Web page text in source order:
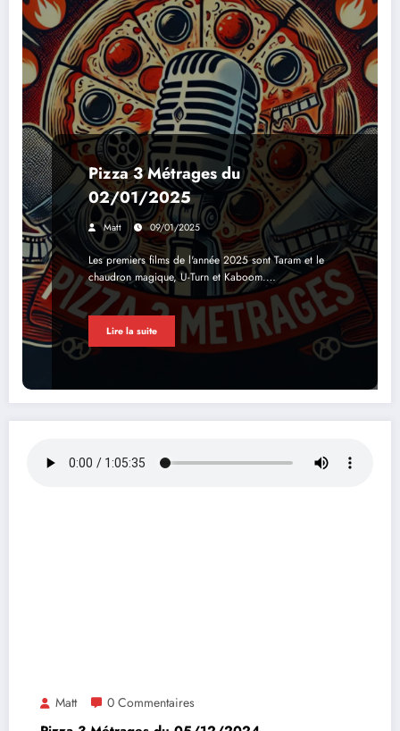
Pizza 3 Métrages du
02/01/2025
Matt 09/01/2025
Les premiers films de l'année 2025 sont Taram et le
chaudron magique, U-Turn et Kaboom.…
Lire la suite
Matt 0 Commentaires